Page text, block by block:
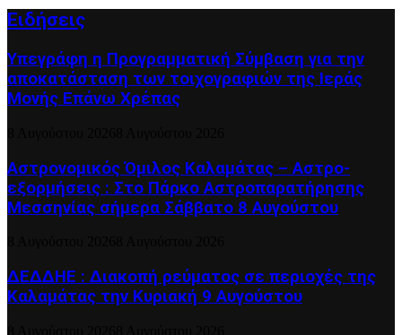
Ειδήσεις
Υπεγράφη η Προγραμματική Σύμβαση για την
αποκατάσταση των τοιχογραφιών της Ιεράς
Μονής Επάνω Χρέπας
Αστρονομικός Όμιλος Καλαμάτας – Αστρο-
εξορμήσεις : Στο Πάρκο Αστροπαρατήρησης
Μεσσηνίας σήμερα Σάββατο 8 Αυγούστου
ΔΕΔΔΗΕ : Διακοπή ρεύματος σε περιοχές της
Καλαμάτας την Κυριακή 9 Αυγούστου